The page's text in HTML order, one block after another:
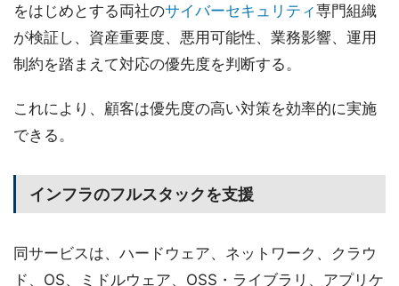
をはじめとする両社のサイバーセキュリティ専門組織
が検証し、資産重要度、悪用可能性、業務影響、運用
制約を踏まえて対応の優先度を判断する。
これにより、顧客は優先度の高い対策を効率的に実施
できる。
インフラのフルスタックを支援
同サービスは、ハードウェア、ネットワーク、クラウ
ド、OS、ミドルウェア、OSS・ライブラリ、アプリケ